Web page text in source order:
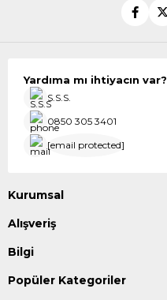
Yardıma mı ihtiyacın var?
S.S.S.
0850 305 3401
[email protected]
Kurumsal
Alışveriş
Bilgi
Popüler Kategoriler